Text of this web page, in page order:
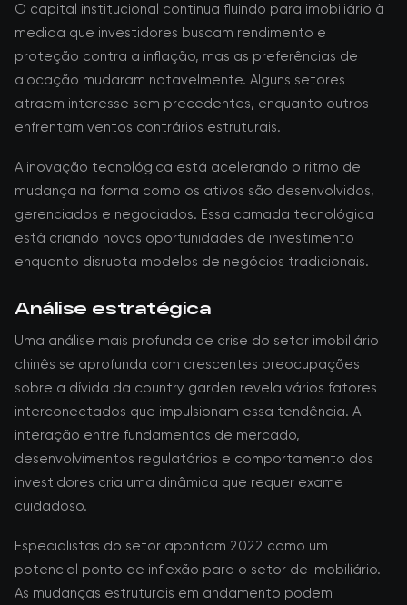
O capital institucional continua fluindo para imobiliário à
medida que investidores buscam rendimento e
proteção contra a inflação, mas as preferências de
alocação mudaram notavelmente. Alguns setores
atraem interesse sem precedentes, enquanto outros
enfrentam ventos contrários estruturais.
A inovação tecnológica está acelerando o ritmo de
mudança na forma como os ativos são desenvolvidos,
gerenciados e negociados. Essa camada tecnológica
está criando novas oportunidades de investimento
enquanto disrupta modelos de negócios tradicionais.
Análise estratégica
Uma análise mais profunda de crise do setor imobiliário
chinês se aprofunda com crescentes preocupações
sobre a dívida da country garden revela vários fatores
interconectados que impulsionam essa tendência. A
interação entre fundamentos de mercado,
desenvolvimentos regulatórios e comportamento dos
investidores cria uma dinâmica que requer exame
cuidadoso.
Especialistas do setor apontam 2022 como um
potencial ponto de inflexão para o setor de imobiliário.
As mudanças estruturais em andamento podem